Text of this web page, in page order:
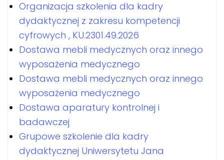
Organizacja szkolenia dla kadry
dydaktycznej z zakresu kompetencji
cyfrowych , KU.2301.49.2026
Dostawa mebli medycznych oraz innego
wyposażenia medycznego
Dostawa mebli medycznych oraz innego
wyposażenia medycznego
Dostawa aparatury kontrolnej i
badawczej
Grupowe szkolenie dla kadry
dydaktycznej Uniwersytetu Jana